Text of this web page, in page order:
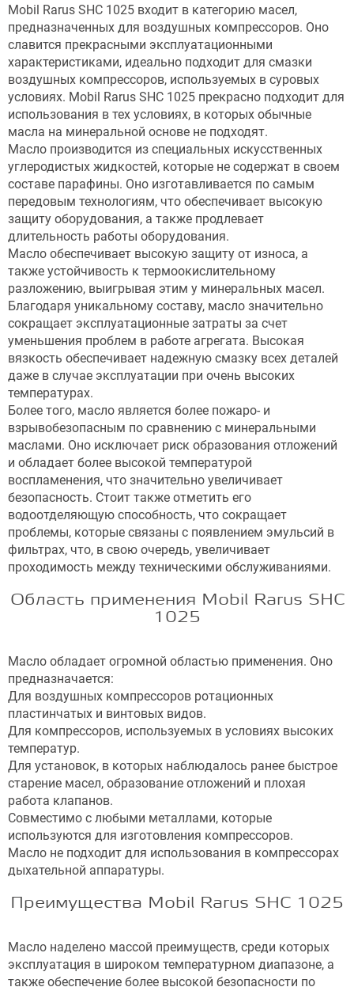
Mobil Rarus SHC 1025 входит в категорию масел,
предназначенных для воздушных компрессоров. Оно
славится прекрасными эксплуатационными
характеристиками, идеально подходит для смазки
воздушных компрессоров, используемых в суровых
условиях. Mobil Rarus SHC 1025 прекрасно подходит для
использования в тех условиях, в которых обычные
масла на минеральной основе не подходят.
Масло производится из специальных искусственных
углеродистых жидкостей, которые не содержат в своем
составе парафины. Оно изготавливается по самым
передовым технологиям, что обеспечивает высокую
защиту оборудования, а также продлевает
длительность работы оборудования.
Масло обеспечивает высокую защиту от износа, а
также устойчивость к термоокислительному
разложению, выигрывая этим у минеральных масел.
Благодаря уникальному составу, масло значительно
сокращает эксплуатационные затраты за счет
уменьшения проблем в работе агрегата. Высокая
вязкость обеспечивает надежную смазку всех деталей
даже в случае эксплуатации при очень высоких
температурах.
Более того, масло является более пожаро- и
взрывобезопасным по сравнению с минеральными
маслами. Оно исключает риск образования отложений
и обладает более высокой температурой
воспламенения, что значительно увеличивает
безопасность. Стоит также отметить его
водоотделяющую способность, что сокращает
проблемы, которые связаны с появлением эмульсий в
фильтрах, что, в свою очередь, увеличивает
проходимость между техническими обслуживаниями.
Область применения Mobil Rarus SHC
1025
Масло обладает огромной областью применения. Оно
предназначается:
Для воздушных компрессоров ротационных
пластинчатых и винтовых видов.
Для компрессоров, используемых в условиях высоких
температур.
Для установок, в которых наблюдалось ранее быстрое
старение масел, образование отложений и плохая
работа клапанов.
Совместимо с любыми металлами, которые
используются для изготовления компрессоров.
Масло не подходит для использования в компрессорах
дыхательной аппаратуры.
Преимущества Mobil Rarus SHC 1025
Масло наделено массой преимуществ, среди которых
эксплуатация в широком температурном диапазоне, а
также обеспечение более высокой безопасности по